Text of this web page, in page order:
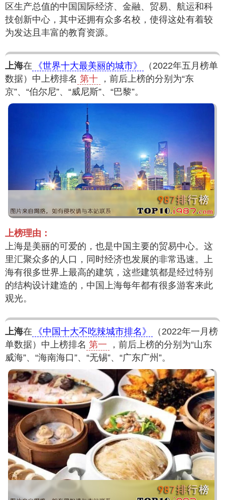
区生产总值的中国国际经济、金融、贸易、航运和科
技创新中心，其中还拥有众多名校，使得这处有着较
为发达且丰富的教育资源。
上海在 《世界十大最美丽的城市》
（2022年五月榜单
数据）中上榜排名 第十
，前后上榜的分别为“东
京”、“伯尔尼”、“威尼斯”、“巴黎”。
上榜理由：
上海是美丽的可爱的，也是中国主要的贸易中心。这
里汇聚众多的人口，同时经济也发展的非常迅速。上
海有很多世界上最高的建筑，这些建筑都是经过特别
的结构设计建造的，中国上海每年都有很多游客来此
观光。
上海在 《中国十大不吃辣城市排名》
（2022年一月榜
单数据）中上榜排名 第一
，前后上榜的分别为“山东
威海”、“海南海口”、“无锡”、“广东广州”。